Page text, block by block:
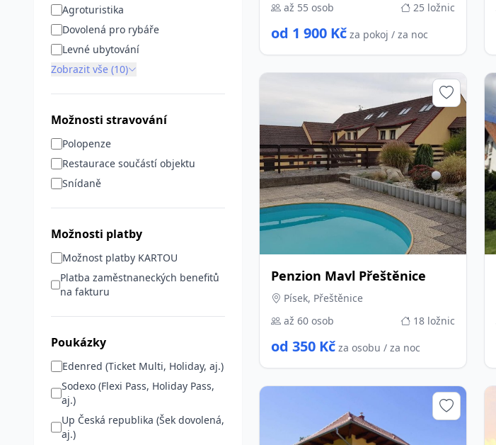
Agroturistika
Dovolená pro rybáře
Levné ubytování
Zobrazit vše (10)
Možnosti stravování
Polopenze
Restaurace součástí objektu
Snídaně
Možnosti platby
Možnost platby KARTOU
Platba zaměstnaneckých benefitů
na fakturu
Poukázky
Edenred (Ticket Multi, Holiday, aj.)
Sodexo (Flexi Pass, Holiday Pass,
aj.)
Up Česká republika (Šek dovolená,
aj.)
až 55 osob
25 ložnic
od 1 900 Kč za pokoj / za noc
Penzion Mavl Přeštěnice
Písek, Přeštěnice
až 60 osob
18 ložnic
od 350 Kč za osobu / za noc